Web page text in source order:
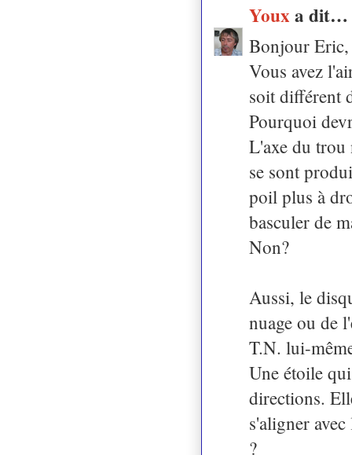
Youx a dit…
Bonjour Eric,
Vous avez
soit différent
Pourquoi
L'axe du trou
se sont
poil plus à
basculer de
Non?
Aussi, le
nuage ou de
T.N. lui-
Une étoile
directions.
s'aligner
?